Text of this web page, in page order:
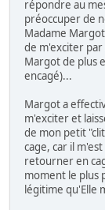
répondre au
préoccuper de
Madame
de m'exciter par
Margot de plus
encagé)...
Margot a
m'exciter et
de mon petit
cage, car il
retourner en
moment le plus
légitime qu'Elle